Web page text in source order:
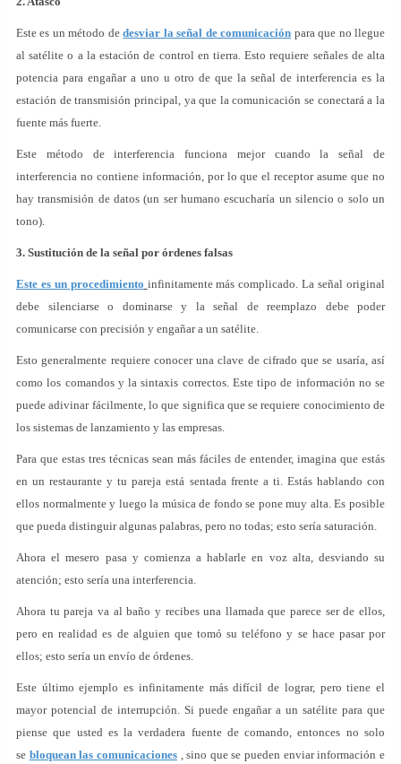
Este es un método dedesviar la señal de comunicación para que no llegue
al satélite o a la estación de control en tierra. Esto requiere señales de alta
potencia para engañar a uno u otro de que la señal de interferencia es la
estación de transmisión principal, ya que la comunicación se conectará a la
fuente más fuerte.
Este método de interferencia funciona mejor cuando la señal de
interferencia no contiene información, por lo que el receptor asume que no
hay transmisión de datos (un ser humano escucharía un silencio o solo un
tono).
3. Sustitución de la señal por órdenes falsas
Este es un procedimiento infinitamente más complicado. La señal original
debe silenciarse o dominarse y la señal de reemplazo debe poder
comunicarse con precisión y engañar a un satélite.
Esto generalmente requiere conocer una clave de cifrado que se usaría, así
como los comandos y la sintaxis correctos. Este tipo de información no se
puede adivinar fácilmente, lo que significa que se requiere conocimiento de
los sistemas de lanzamiento y las empresas.
Para que estas tres técnicas sean más fáciles de entender, imagina que estás
en un restaurante y tu pareja está sentada frente a ti. Estás hablando con
ellos normalmente y luego la música de fondo se pone muy alta. Es posible
que pueda distinguir algunas palabras, pero no todas; esto sería saturación.
Ahora el mesero pasa y comienza a hablarle en voz alta, desviando su
atención; esto sería una interferencia.
Ahora tu pareja va al baño y recibes una llamada que parece ser de ellos,
pero en realidad es de alguien que tomó su teléfono y se hace pasar por
ellos; esto sería un envío de órdenes.
Este último ejemplo es infinitamente más difícil de lograr, pero tiene el
mayor potencial de interrupción. Si puede engañar a un satélite para que
piense que usted es la verdadera fuente de comando, entonces no solo
se bloquean las comunicaciones, sino que se pueden enviar información e